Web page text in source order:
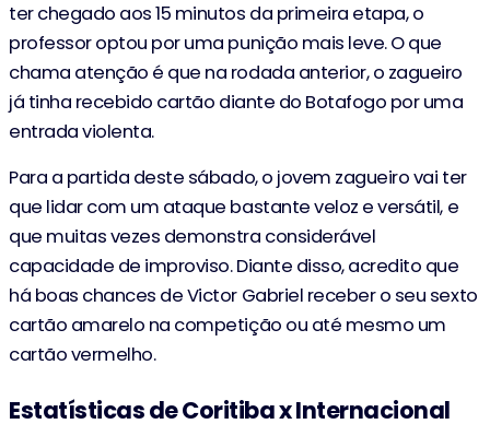
ter chegado aos 15 minutos da primeira etapa, o
professor optou por uma punição mais leve. O que
chama atenção é que na rodada anterior, o zagueiro
já tinha recebido cartão diante do Botafogo por uma
entrada violenta.
Para a partida deste sábado, o jovem zagueiro vai ter
que lidar com um ataque bastante veloz e versátil, e
que muitas vezes demonstra considerável
capacidade de improviso. Diante disso, acredito que
há boas chances de Victor Gabriel receber o seu sexto
cartão amarelo na competição ou até mesmo um
cartão vermelho.
Estatísticas de Coritiba x Internacional